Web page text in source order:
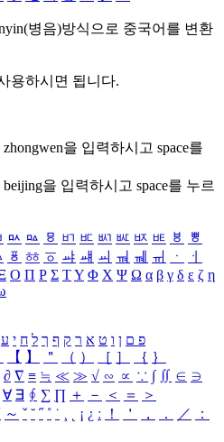
병음)방식으로 중국어를 변환
용하시면 됩니다.
zhongwen을 입력하시고 space를
beijing을 입력하시고 space를 누르
ㅯ ㅰ ㅱ ㅲ ㅳ ㅴ ㅵ ㅶ ㅷ ㅸ
ㅹ
ㆄ ㆅ ㆆ ㆇ ㆈ ㆉ ㆊ ㆋ ㆌ ㆍ
ㆎ
Ο Π Ρ Σ ΤΥ Φ Χ Ψ Ω α β γ δ ε ζ η
פ ם ן ו ט א ר ק ף ך ל ח י ע
【 】 ＂ （ ） ［ ］ ｛ ｝
∂ ∇ ≡ ≒ ≪ ≫ √ ∽ ∝ ∵ ∫ ∬ ∈ ∋
∀ ∃ ∮ ∑ ∏ ＋ － ＜ ＝
＞
～ ˇ ˘ ˝ ˚ ˙ ¸ ¡ ¿ ː ！ ＇ ， ． ／
：